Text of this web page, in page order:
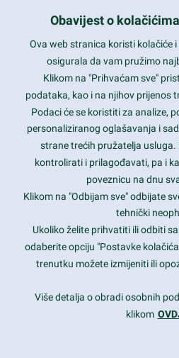
Latest trends and much more...
Contact Info
1600 Amphitheatre Parkway,
prothemes.net@gmail.com
Daily: 9:00 am - 6:00 pm
Sunday: Closed
Copyright 2017FRESHFACE© All Rights
Obavijest o
Ova web stranica koristi kolačiće
osigurala da vam pružimo
Klikom na "Prihvaćam sve"
podataka, kao i na njihov prijenos
Podaci će se koristiti za analize,
personaliziranog oglašavanja i
strane trećih pružatelja usluga.
kontrolirati i prilagođavati, pa i
poveznicu na dnu
Klikom na "Odbijam sve" odbijate
tehnički
Ukoliko želite prihvatiti ili odbiti
odaberite opciju "Postavke
trenutku možete izmijeniti ili
Više detalja o obradi osobnih
klikom